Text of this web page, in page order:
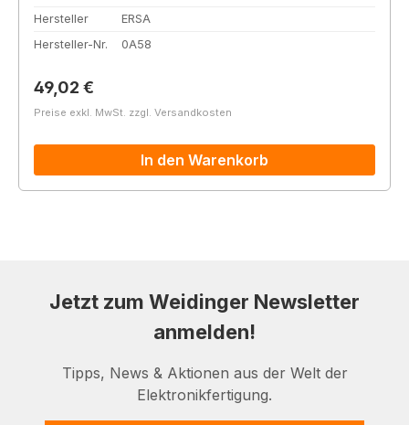
Hersteller
ERSA
Hersteller-Nr.
0A58
Regulärer Preis:
49,02 €
Preise exkl. MwSt. zzgl. Versandkosten
In den Warenkorb
Jetzt zum Weidinger Newsletter
anmelden!
Tipps, News & Aktionen aus der Welt der
Elektronikfertigung.